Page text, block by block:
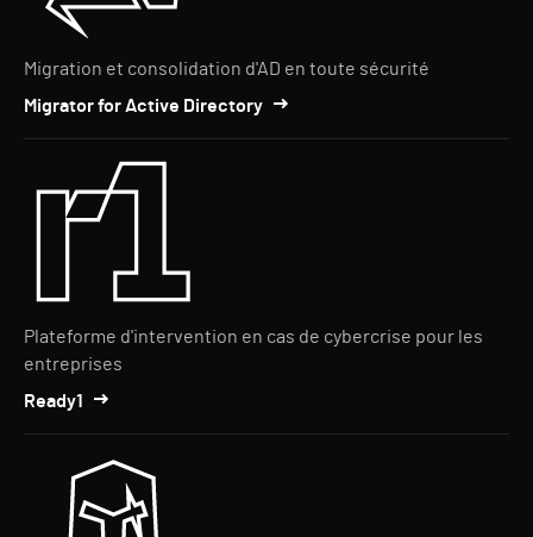
Migration et consolidation d'AD en toute sécurité
Migrator for Active Directory
Plateforme d'intervention en cas de cybercrise pour les
entreprises
Ready1